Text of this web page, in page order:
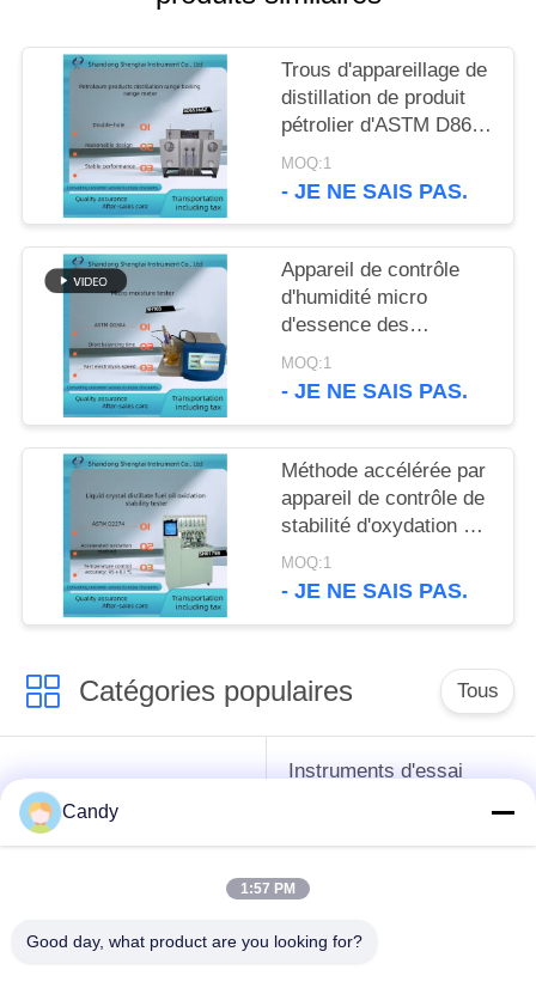
POLICY
Trous d'appareillage de
distillation de produit
pétrolier d'ASTM D86
doubles
MOQ:1
- JE NE SAIS PAS.
Appareil de contrôle
d'humidité micro
d'essence des
véhicules à moteur
d'éthanol d'ASTM
MOQ:1
- JE NE SAIS PAS.
Méthode accélérée par
appareil de contrôle de
stabilité d'oxydation de
fioul de distillat d'ASTM
D2274
MOQ:1
- JE NE SAIS PAS.
Catégories populaires Tous
instruments de essai
de pétrole
Instruments d'essai
graisse
Équipement d'essai
d'huile de
Candy
1:57 PM
Good day, what product are you looking for?